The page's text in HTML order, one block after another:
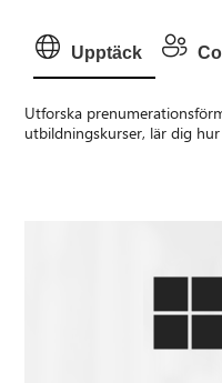
Upptäck
Utforska
utbildningskurser, lär dig